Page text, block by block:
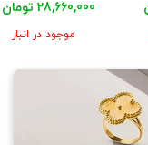
28,660,000 تومان
موجود در انبار